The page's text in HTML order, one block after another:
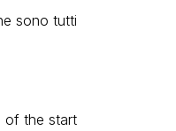
sono tutti
of the start